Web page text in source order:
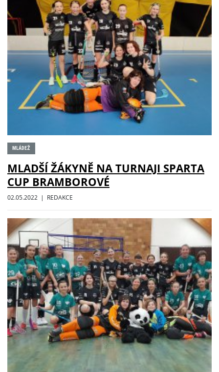
MLÁDEŽ
MLADŠÍ ŽÁKYNĚ NA TURNAJI SPARTA
CUP BRAMBOROVÉ
02.05.2022 | REDAKCE